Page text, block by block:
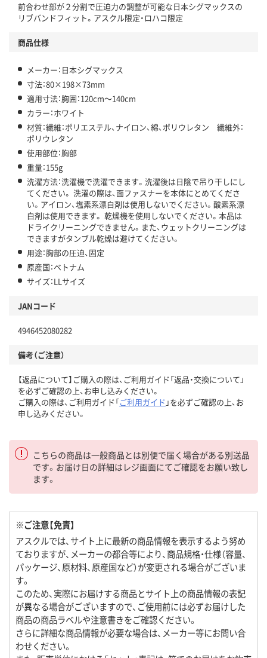
前合わせ部が２分割で圧迫力の調整が可能な日本シグマックスの
リブバンドフィット。アスクル限定・ロハコ限定
商品仕様
メーカー：日本シグマックス
寸法：80×198×73mm
適用寸法：胸囲：120cm～140cm
カラー：ホワイト
材質：繊維：ポリエステル、ナイロン、綿、ポリウレタン 繊維外：
ポリウレタン
使用部位：胸部
重量：155g
洗濯方法：洗濯機で洗濯できます。洗濯後は日陰で吊り干しにし
てください。 洗濯の際は、面ファスナーを本体にとめてくださ
い。アイロン、塩素系漂白剤は使用しないでください。酸素系漂
白剤は使用できます。 乾燥機を使用しないでください。本品は
ドライクリーニングできません。また、ウェットクリーニングは
できますがタンブル乾燥は避けてください。
用途：胸部の圧迫、固定
原産国：ベトナム
サイズ：LLサイズ
JANコード
4946452080282
備考（ご注意）
【返品について】ご購入の際は、ご利用ガイド「返品・交換について」
を必ずご確認の上、お申し込みください。
ご購入の際は、ご利用ガイド「ご利用ガイド 」を必ずご確認の上、お
申し込みください。
こちらの商品は一般商品とは別便で届く場合がある別送品
です。お届け日の詳細はレジ画面にてご確認をお願い致し
ます。
※ご注意【免責】
アスクルでは、サイト上に最新の商品情報を表示するよう努め
ておりますが、メーカーの都合等により、商品規格・仕様（容量、
パッケージ、原材料、原産国など）が変更される場合がございま
す。
このため、実際にお届けする商品とサイト上の商品情報の表記
が異なる場合がございますので、ご使用前には必ずお届けした
商品の商品ラベルや注意書きをご確認ください。
さらに詳細な商品情報が必要な場合は、メーカー等にお問い合
わせください。